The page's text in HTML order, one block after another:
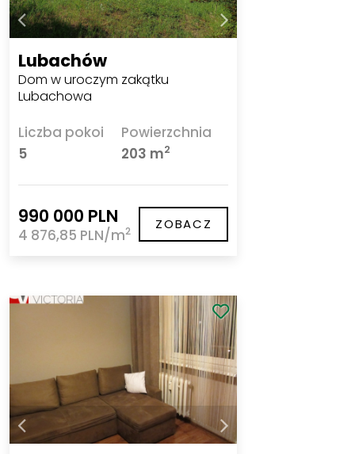
Lubachów
Dom w uroczym zakątku
Lubachowa
Liczba pokoi
5
Powierzchnia
203 m2
990 000 PLN
4 876,85 PLN/m2 ZOBACZ